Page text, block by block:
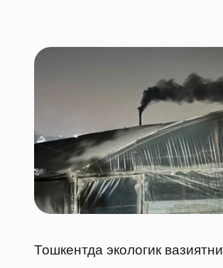
Тошкентда экологик вазиятни